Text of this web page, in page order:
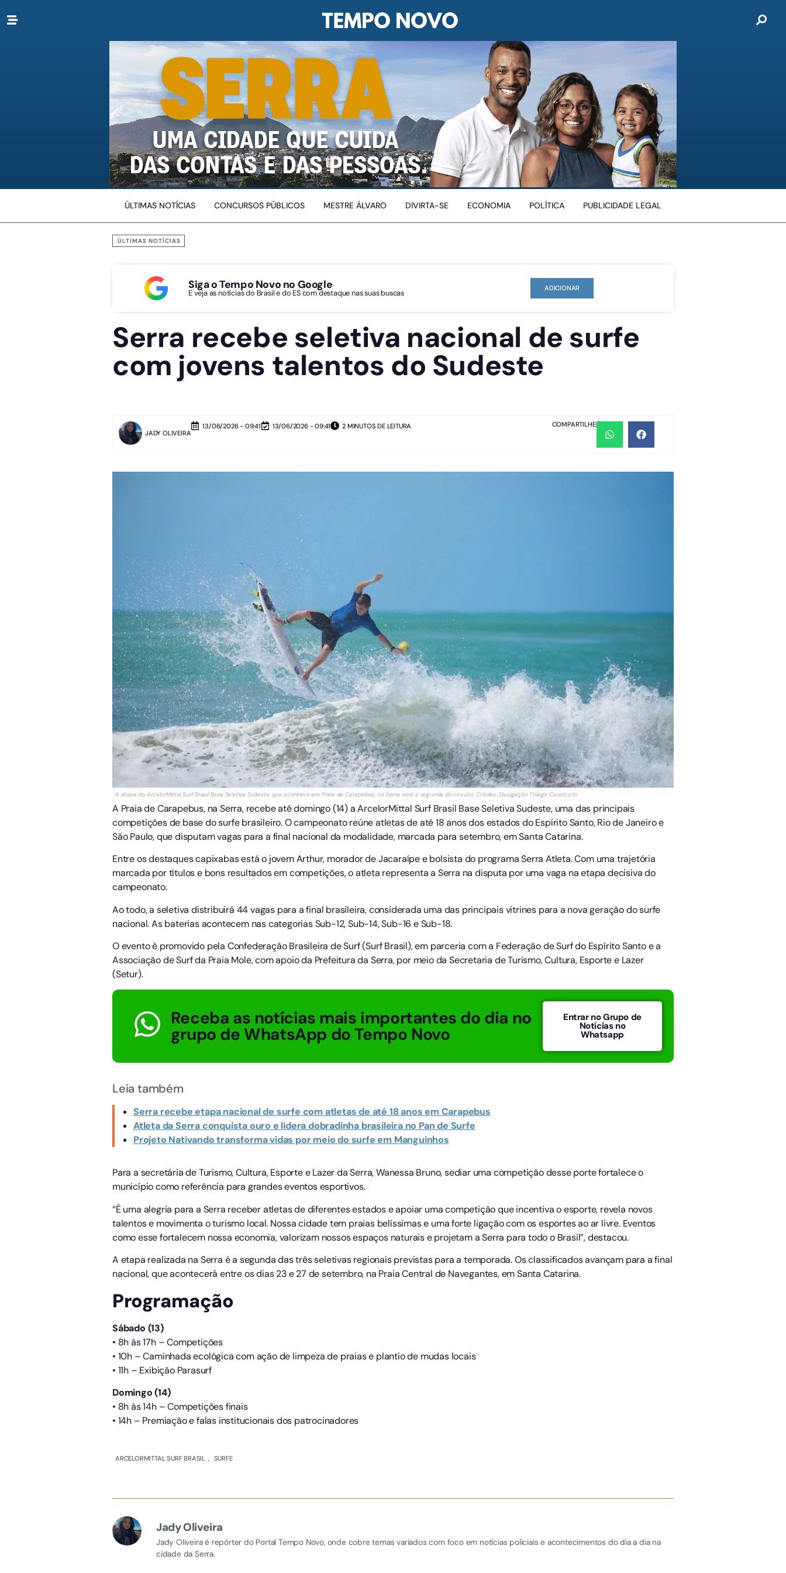
ÚLTIMAS NOTÍCIAS CONCURSOS PÚBLICOS MESTRE ÁLVARO DIVIRTA-SE ECONOMIA POLÍTICA PUBLICIDADE LEGAL
ÚLTIMAS NOTÍCIAS
Siga o Tempo Novo no Google
E veja as notícias do Brasil e do ES com destaque nas suas buscas ADICIONAR
Serra recebe seletiva nacional de surfe
com jovens talentos do Sudeste
JADY OLIVEIRA
13/06/2026 - 09:41 13/06/2026 - 09:41 2 MINUTOS DE LEITURA COMPARTILHE:
A etapa do ArcelorMittal Surf Brasil Base Seletiva Sudeste, que acontece em Praia de Carapebes, na Serra será a segunda do circuito. Crédito: Divulgação Thiago Cavalcanti
A Praia de Carapebus, na Serra, recebe até domingo (14) a ArcelorMittal Surf Brasil Base Seletiva Sudeste, uma das principais
competições de base do surfe brasileiro. O campeonato reúne atletas de até 18 anos dos estados do Espírito Santo, Rio de Janeiro e
São Paulo, que disputam vagas para a final nacional da modalidade, marcada para setembro, em Santa Catarina.
Entre os destaques capixabas está o jovem Arthur, morador de Jacaraípe e bolsista do programa Serra Atleta. Com uma trajetória
marcada por títulos e bons resultados em competições, o atleta representa a Serra na disputa por uma vaga na etapa decisiva do
campeonato.
Ao todo, a seletiva distribuirá 44 vagas para a final brasileira, considerada uma das principais vitrines para a nova geração do surfe
nacional. As baterias acontecem nas categorias Sub-12, Sub-14, Sub-16 e Sub-18.
O evento é promovido pela Confederação Brasileira de Surf (Surf Brasil), em parceria com a Federação de Surf do Espírito Santo e a
Associação de Surf da Praia Mole, com apoio da Prefeitura da Serra, por meio da Secretaria de Turismo, Cultura, Esporte e Lazer
(Setur).
Receba as notícias mais importantes do dia no
grupo de WhatsApp do Tempo Novo
Entrar no Grupo de
Notícias no
Whatsapp
Leia também
Serra recebe etapa nacional de surfe com atletas de até 18 anos em Carapebus
Atleta da Serra conquista ouro e lidera dobradinha brasileira no Pan de Surfe
Projeto Nativando transforma vidas por meio do surfe em Manguinhos
Para a secretária de Turismo, Cultura, Esporte e Lazer da Serra, Wanessa Bruno, sediar uma competição desse porte fortalece o
município como referência para grandes eventos esportivos.
“É uma alegria para a Serra receber atletas de diferentes estados e apoiar uma competição que incentiva o esporte, revela novos
talentos e movimenta o turismo local. Nossa cidade tem praias belíssimas e uma forte ligação com os esportes ao ar livre. Eventos
como esse fortalecem nossa economia, valorizam nossos espaços naturais e projetam a Serra para todo o Brasil”, destacou.
A etapa realizada na Serra é a segunda das três seletivas regionais previstas para a temporada. Os classificados avançam para a final
nacional, que acontecerá entre os dias 23 e 27 de setembro, na Praia Central de Navegantes, em Santa Catarina.
Programação
Sábado (13)
• 8h às 17h – Competições
• 10h – Caminhada ecológica com ação de limpeza de praias e plantio de mudas locais
• 11h – Exibição Parasurf
Domingo (14)
• 8h às 14h – Competições finais
• 14h – Premiação e falas institucionais dos patrocinadores
ARCELORMITTAL SURF BRASIL , SURFE
Jady Oliveira
Jady Oliveira é repórter do Portal Tempo Novo, onde cobre temas variados com foco em notícias policiais e acontecimentos do dia a dia na
cidade da Serra.